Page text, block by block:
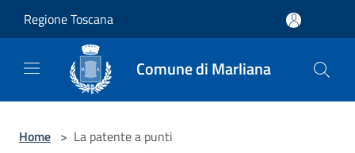
Regione Toscana
Comune di Marliana
Home > La patente a punti